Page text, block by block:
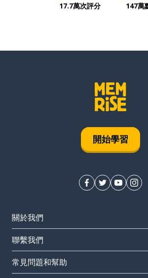
17.7萬次評分 147萬
開始學習
關於我們
聯繫我們
常見問題和幫助